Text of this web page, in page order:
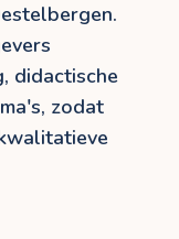
didactische
zodat